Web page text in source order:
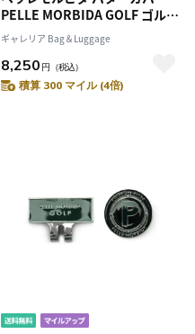
PELLE MORBIDA GOLF ゴルフ
パターケース ヘッドカバー ク
ラブカバー ゴルフクラブヘッド
カバー ゴルフクラブ カバー 合
成皮革 合皮 パター パター用 マ
ギャレリア Bag＆Luggage
8,250 円 （税込）
積算 300 マイル (4倍)